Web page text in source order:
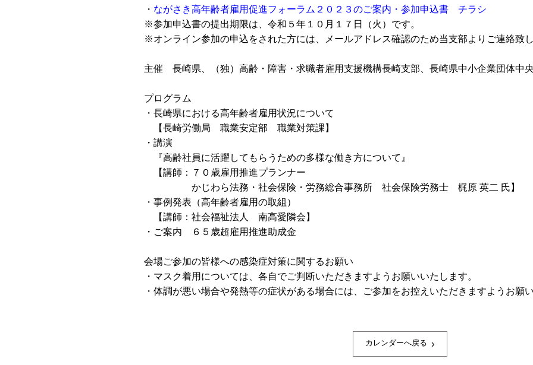
・ ながさき高年齢者雇用促進フォーラム２０２３のご案内・参加申込書 チラシ
※参加申込書の提出期限は、令和５年１０月１７日（火）です。
※オンライン参加の申込をされた方には、メールアドレス確認のため当支部よりご連絡致し
主催 長崎県、（独）高齢・障害・求職者雇用支援機構長崎支部、長崎県中小企業団体中
プログラム
・長崎県における高年齢者雇用状況について
【長崎労働局 職業安定部 職業対策課】
・講演
『高齢社員に活躍してもらうための多様な働き方について』
【講師：７０歳雇用推進プランナー
かじわら法務・社会保険・労務総合事務所 社会保険労務士 梶原 英二 氏】
・事例発表（高年齢者雇用の取組）
【講師：社会福祉法人 南高愛隣会】
・ご案内 ６５歳超雇用推進助成金
会場ご参加の皆様への感染症対策に関するお願い
・マスク着用については、各自でご判断いただきますようお願いいたします。
・体調が悪い場合や発熱等の症状がある場合には、ご参加をお控えいただきますようお願
カレンダーへ戻る ›